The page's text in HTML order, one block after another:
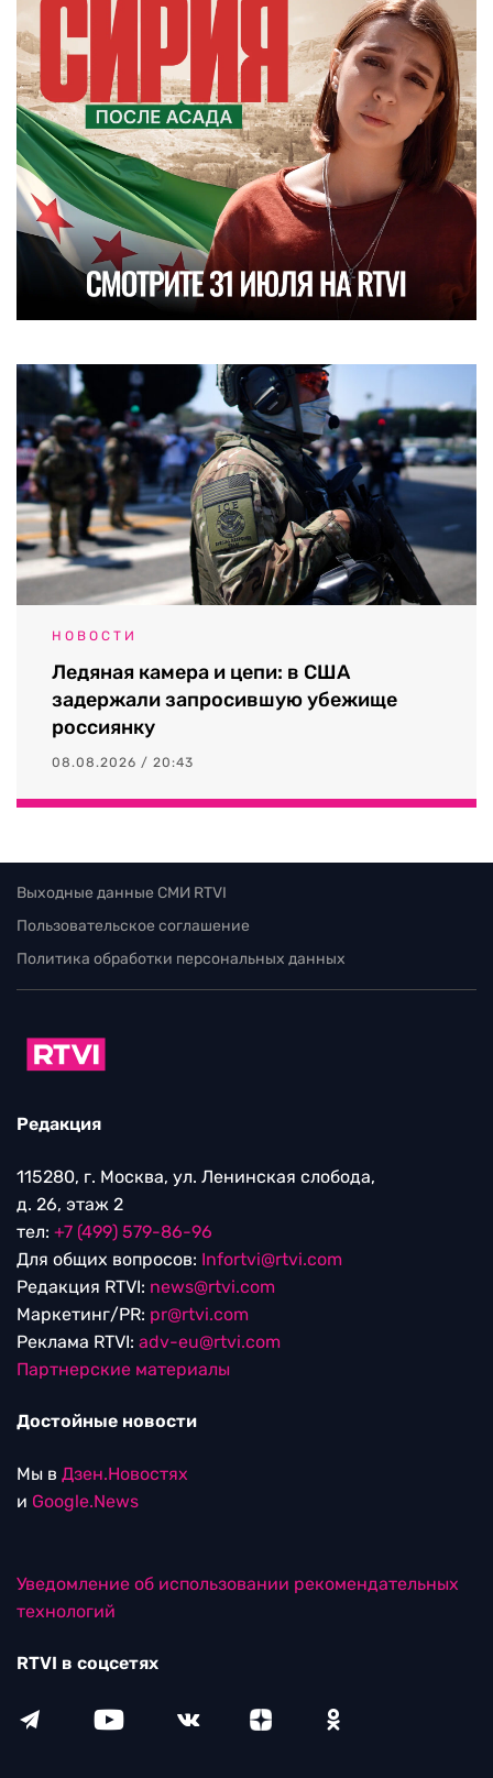
НОВОСТИ
Ледяная камера и цепи: в США
задержали запросившую убежище
россиянку
08.08.2026 / 20:43
Выходные данные СМИ RTVI
Пользовательское соглашение
Политика обработки персональных данных
Редакция
115280, г. Москва, ул. Ленинская слобода,
д. 26, этаж 2
тел: +7 (499) 579-86-96
Для общих вопросов: Infortvi@rtvi.com
Редакция RTVI: news@rtvi.com
Маркетинг/PR: pr@rtvi.com
Реклама RTVI: adv-eu@rtvi.com
Партнерские материалы
Достойные новости
Мы в Дзен.Новостях
и Google.News
Уведомление об использовании рекомендательных
технологий
RTVI в соцсетях